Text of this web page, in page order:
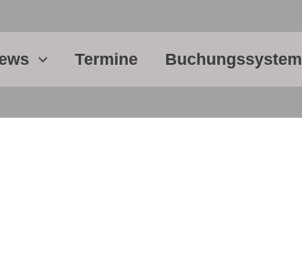
Termine Buchungssystem